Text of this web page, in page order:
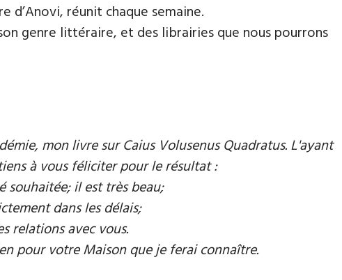
réunit chaque semaine.
genre littéraire, et des librairies que nous pourrons
mon livre sur Caius Volusenus Quadratus. L'ayant
à vous féliciter pour le résultat :
souhaitée; il est très beau;
dans les délais;
relations avec vous.
pour votre Maison que je ferai connaître.